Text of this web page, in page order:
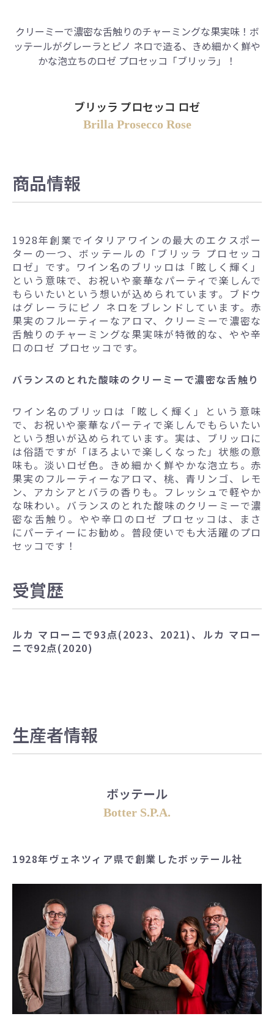
クリーミーで濃密な舌触りのチャーミングな果実味！ボ
ッテールがグレーラとピノ ネロで造る、きめ細かく鮮や
かな泡立ちのロゼ プロセッコ「ブリッラ」！
ブリッラ プロセッコ ロゼ
Brilla Prosecco Rose
商品情報
1928年創業でイタリアワインの最大のエクスポー
ターの一つ、ボッテールの「ブリッラ プロセッコ
ロゼ」です。ワイン名のブリッロは「眩しく輝く」
という意味で、お祝いや豪華なパーティで楽しんで
もらいたいという想いが込められています。ブドウ
はグレーラにピノ ネロをブレンドしています。赤
果実のフルーティーなアロマ、クリーミーで濃密な
舌触りのチャーミングな果実味が特徴的な、やや辛
口のロゼ プロセッコです。
バランスのとれた酸味のクリーミーで濃密な舌触り
ワイン名のブリッロは「眩しく輝く」という意味
で、お祝いや豪華なパーティで楽しんでもらいたい
という想いが込められています。実は、ブリッロに
は俗語ですが「ほろよいで楽しくなった」状態の意
味も。淡いロゼ色。きめ細かく鮮やかな泡立ち。赤
果実のフルーティーなアロマ、桃、青リンゴ、レモ
ン、アカシアとバラの香りも。フレッシュで軽やか
な味わい。バランスのとれた酸味のクリーミーで濃
密な舌触り。やや辛口のロゼ プロセッコは、まさ
にパーティーにお勧め。普段使いでも大活躍のプロ
セッコです！
受賞歴
ルカ マローニで93点(2023、2021)、ルカ マロー
ニで92点(2020)
生産者情報
ボッテール
Botter S.P.A.
1928年ヴェネツィア県で創業したボッテール社